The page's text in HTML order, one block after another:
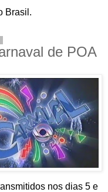
Brasil.
de POA
nos dias 5 e